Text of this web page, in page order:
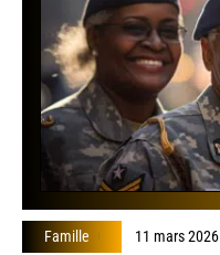
Famille 11 mars 2026